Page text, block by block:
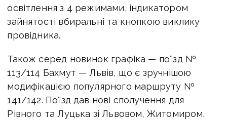
освітлення з 4 режимами, індикатором
зайнятості вбиральні та кнопкою виклику
провідника.
Також серед новинок графіка — поїзд №
113/114 Бахмут — Львів, що є зручнішою
модифікацією популярного маршруту №
141/142. Поїзд дав нові сполучення для
Рівного та Луцька зі Львовом, Житомиром,